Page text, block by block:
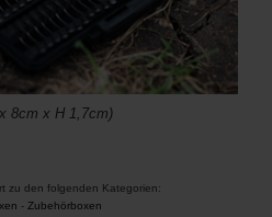
8cm x H 1,7cm)
zu den folgenden Kategorien:
- Zubehörboxen